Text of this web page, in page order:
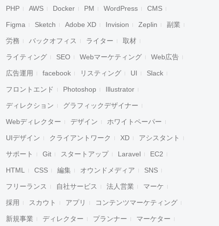
PHP AWS Docker PM WordPress CMS
Figma Sketch Adobe XD Invision Zeplin 副業
労務 バックオフィス ライター 取材
ライティング SEO Webマーケティング Web広告
広告運用 facebook リスティング UI Slack
フロントエンド Photoshop Illustrator
ディレクション グラフィックデザイナー
Webディレクター デザイン ホワイトペーパー
UIデザイン クライアントワーク XD アシスタント
サポート Git スタートアップ Laravel EC2
HTML CSS 編集 オウンドメディア SNS
フリーランス 自社サービス 法人営業 マーケ
採用 スカウト アプリ コンテンツマーケティング
新規事業 ディレクター プランナー マーケター